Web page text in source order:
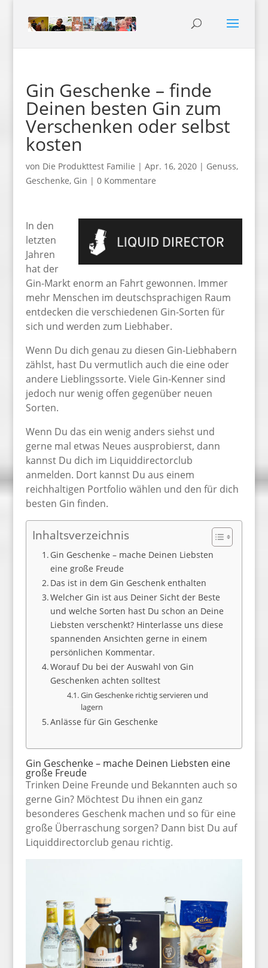
Gin Geschenke – finde
Deinen besten Gin zum
Verschenken oder selbst
kosten
von Die Produkttest Familie | Apr. 16, 2020| Genuss,
Geschenke, Gin | 0 Kommentare
In den
letzten
Jahren
hat der
Gin-Markt enorm an Fahrt gewonnen. Immer
mehr Menschen im deutschsprachigen Raum
entdecken die verschiedenen Gin-Sorten für
sich und werden zum Liebhaber.
Wenn Du dich genau zu diesen Gin-Liebhabern
zählst, hast Du vermutlich auch die eine oder
andere Lieblingssorte. Viele Gin-Kenner sind
jedoch nur wenig offen gegenüber neuen
Sorten.
Wenn Du das ein wenig anders siehst und
gerne mal etwas Neues ausprobierst, dann
kannst Du dich im Liquiddirectorclub
anmelden. Dort kannst Du aus einem
reichhaltigen Portfolio wählen und den für dich
besten Gin finden.
Inhaltsverzeichnis
Gin Geschenke – mache Deinen Liebsten
eine große Freude
Das ist in dem Gin Geschenk enthalten
Welcher Gin ist aus Deiner Sicht der Beste
und welche Sorten hast Du schon an Deine
Liebsten verschenkt? Hinterlasse uns diese
spannenden Ansichten gerne in einem
persönlichen Kommentar.
Worauf Du bei der Auswahl von Gin
Geschenken achten solltest
Gin Geschenke richtig servieren und
lagern
Anlässe für Gin Geschenke
Gin Geschenke – mache Deinen Liebsten eine
große Freude
Trinken Deine Freunde und Bekannten auch so
gerne Gin? Möchtest Du ihnen ein ganz
besonderes Geschenk machen und so für eine
große Überraschung sorgen? Dann bist Du auf
Liquiddirectorclub genau richtig.